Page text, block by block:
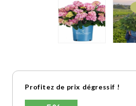
Profitez de prix dégressif !